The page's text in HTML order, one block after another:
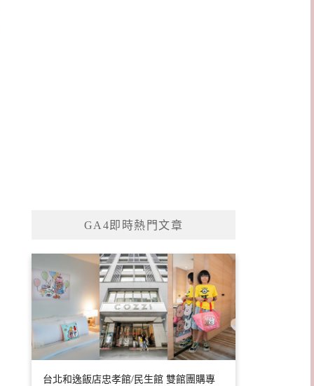
GA4即時熱門文章
台北和逸飯店忠孝館/民生館 雙館團購專